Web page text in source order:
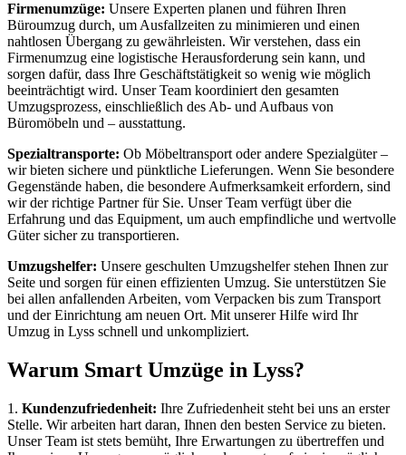
Firmenumzüge: Unsere Experten planen und führen Ihren
Büroumzug durch, um Ausfallzeiten zu minimieren und einen
nahtlosen Übergang zu gewährleisten. Wir verstehen, dass ein
Firmenumzug eine logistische Herausforderung sein kann, und
sorgen dafür, dass Ihre Geschäftstätigkeit so wenig wie möglich
beeinträchtigt wird. Unser Team koordiniert den gesamten
Umzugsprozess, einschließlich des Ab- und Aufbaus von
Büromöbeln und – ausstattung.
Spezialtransporte: Ob Möbeltransport oder andere Spezialgüter –
wir bieten sichere und pünktliche Lieferungen. Wenn Sie besondere
Gegenstände haben, die besondere Aufmerksamkeit erfordern, sind
wir der richtige Partner für Sie. Unser Team verfügt über die
Erfahrung und das Equipment, um auch empfindliche und wertvolle
Güter sicher zu transportieren.
Umzugshelfer: Unsere geschulten Umzugshelfer stehen Ihnen zur
Seite und sorgen für einen effizienten Umzug. Sie unterstützen Sie
bei allen anfallenden Arbeiten, vom Verpacken bis zum Transport
und der Einrichtung am neuen Ort. Mit unserer Hilfe wird Ihr
Umzug in Lyss schnell und unkompliziert.
Warum Smart Umzüge in Lyss?
1. Kundenzufriedenheit: Ihre Zufriedenheit steht bei uns an erster
Stelle. Wir arbeiten hart daran, Ihnen den besten Service zu bieten.
Unser Team ist stets bemüht, Ihre Erwartungen zu übertreffen und